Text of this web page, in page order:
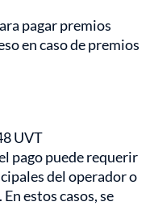
pagar premios
en caso de premios
UVT
pago puede requerir
del operador o
estos casos, se